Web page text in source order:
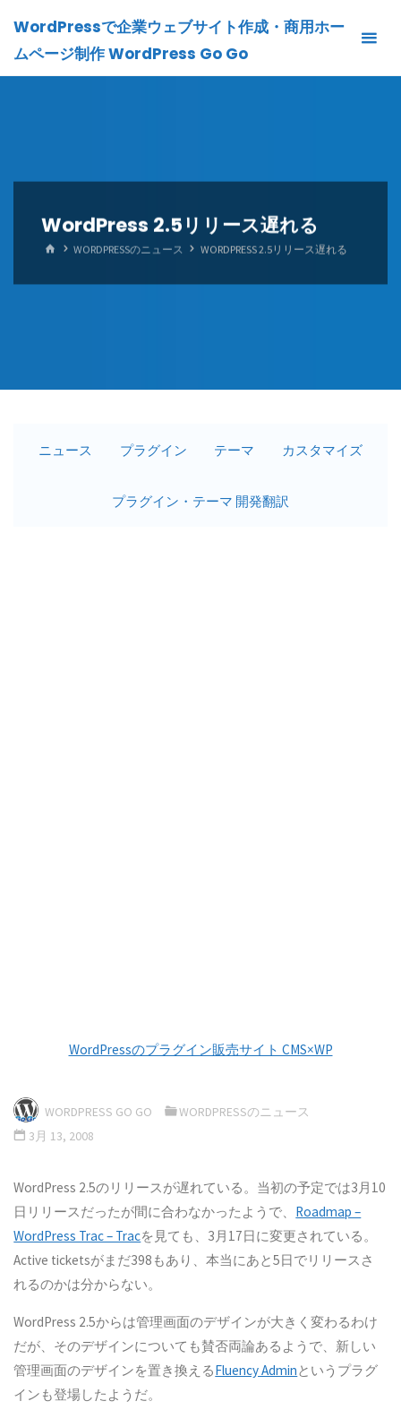
content
WordPressで企業ウェブサイト作成・商用ホー
ムページ制作 WordPress Go Go
WordPress 2.5リリース遅れる
HOMEWORDPRESSのニュース WORDPRESS 2.5リリース遅れる
ニュース プラグイン テーマ カスタマイズ
プラグイン・テーマ 開発翻訳
WordPressのプラグイン販売サイト CMS×WP
WORDPRESS GO GO
WORDPRESSのニュース
3月 13, 2008
WordPress 2.5のリリースが遅れている。当初の予定では3月10
日リリースだったが間に合わなかったようで、 Roadmap –
WordPress Trac – Tracを見ても、3月17日に変更されている。
Active ticketsがまだ398もあり、本当にあと5日でリリースさ
れるのかは分からない。
WordPress 2.5からは管理画面のデザインが大きく変わるわけ
だが、そのデザインについても賛否両論あるようで、新しい
管理画面のデザインを置き換えるFluency Adminというプラグ
インも登場したようだ。